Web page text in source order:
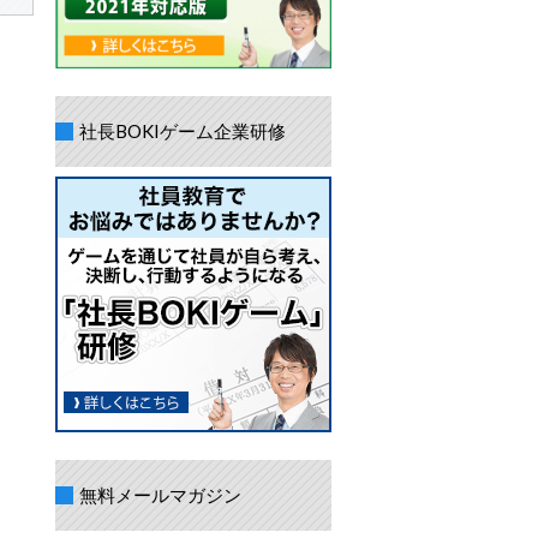
社長BOKIゲーム企業研修
無料メールマガジン